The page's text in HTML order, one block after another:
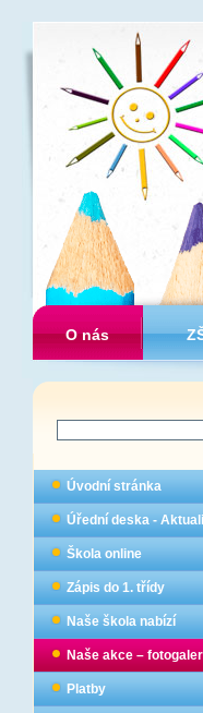
O nás
Úvodní stránka
Úřední deska -
Škola online
Zápis do 1. třídy
Naše škola nabízí
Naše akce –
Platby